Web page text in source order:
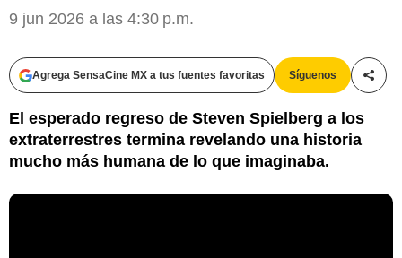
9 jun 2026 a las 4:30 p.m.
Agrega SensaCine MX a tus fuentes favoritas Síguenos
El esperado regreso de Steven Spielberg a los
extraterrestres termina revelando una historia
mucho más humana de lo que imaginaba.